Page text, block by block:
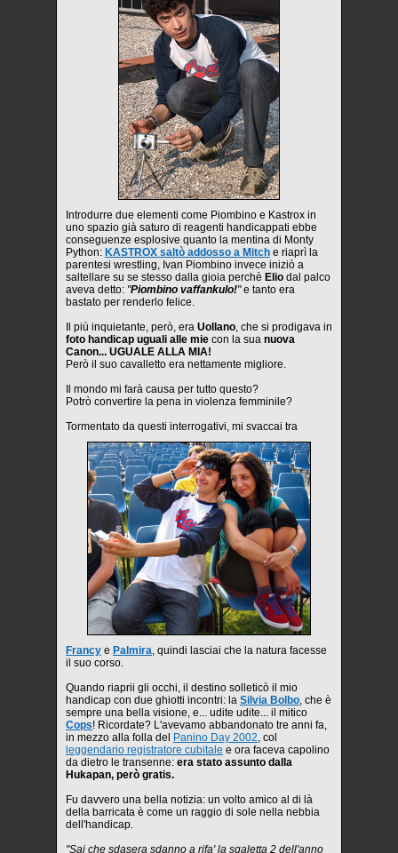
Introdurre due elementi come Piombino e Kastrox in
uno spazio già saturo di reagenti handicappati ebbe
conseguenze esplosive quanto la mentina di Monty
Python: KASTROX saltò addosso a Mitch e riaprì la
parentesi wrestling, Ivan Piombino invece iniziò a
saltellare su se stesso dalla gioia perchè Elio dal palco
aveva detto: "Piombino vaffankulo!"e tanto era
bastato per renderlo felice.
Il più inquietante, però, era Uollano, che si prodigava in
foto handicap uguali alle mie con la sua nuova
Canon... UGUALE ALLA MIA!
Però il suo cavalletto era nettamente migliore.
Il mondo mi farà causa per tutto questo?
Potrò convertire la pena in violenza femminile?
Tormentato da questi interrogativi, mi svaccai tra
Francy e Palmira, quindi lasciai che la natura facesse
il suo corso.
Quando riaprii gli occhi, il destino solleticò il mio
handicap con due ghiotti incontri: la Silvia Bolbo, che è
sempre una bella visione, e... udite udite... il mitico
Cops! Ricordate? L'avevamo abbandonato tre anni fa,
in mezzo alla folla del
Panino Day 2002, col
leggendario registratore cubitale e ora faceva capolino
da dietro le transenne: era stato assunto dalla
Hukapan, però gratis.
Fu davvero una bella notizia: un volto amico al di là
della barricata è come un raggio di sole nella nebbia
dell'handicap.
"Sai che sdasera sdanno a rifa' la sgaletta 2 dell'anno